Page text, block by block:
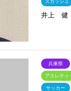
スカッシュ
井上 健
兵庫県
アスレティ
サッカー